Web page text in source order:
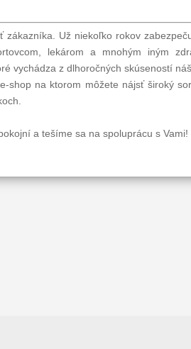
Už niekoľko rokov
lekárom a mnohým iným
vychádza z dlhoročných skúseností
shop na ktorom môžete nájsť široký
a tešíme sa na spoluprácu s Vami!